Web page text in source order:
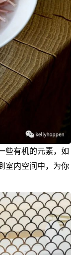
些有机的元素，如
室内空间中，为你